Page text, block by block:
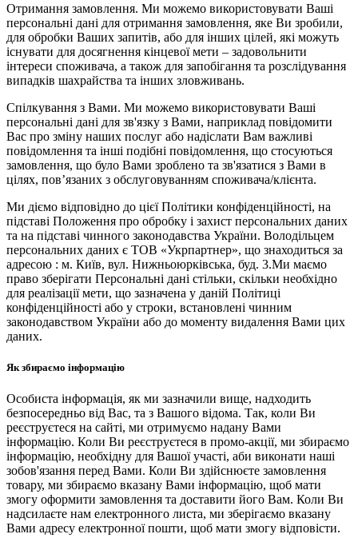
Отримання замовлення. Ми можемо використовувати Ваші
персональні дані для отримання замовлення, яке Ви зробили,
для обробки Ваших запитів, або для інших цілей, які можуть
існувати для досягнення кінцевої мети – задовольнити
інтереси споживача, а також для запобігання та розслідування
випадків шахрайства та інших зловживань.
Спілкування з Вами. Ми можемо використовувати Ваші
персональні дані для зв'язку з Вами, наприклад повідомити
Вас про зміну наших послуг або надіслати Вам важливі
повідомлення та інші подібні повідомлення, що стосуються
замовлення, що було Вами зроблено та зв'язатися з Вами в
цілях, пов’язаних з обслуговуванням споживача/клієнта.
Ми діємо відповідно до цієї Політики конфіденційності, на
підставі Положення про обробку і захист персональних даних
та на підставі чинного законодавства України. Володільцем
персональних даних є ТОВ «Укрпартнер», що знаходиться за
адресою : м. Київ, вул. Нижньоюркiвська, буд. 3.Ми маємо
право зберігати Персональні дані стільки, скільки необхідно
для реалізації мети, що зазначена у даній Політиці
конфіденційності або у строки, встановлені чинним
законодавством України або до моменту видалення Вами цих
даних.
Як збираємо інформацію
Особиста інформація, як ми зазначили вище, надходить
безпосередньо від Вас, та з Вашого відома. Так, коли Ви
реєструєтеся на сайті, ми отримуємо надану Вами
інформацію. Коли Ви реєструєтеся в промо-акції, ми збираємо
інформацію, необхідну для Вашої участі, аби виконати наші
зобов'язання перед Вами. Коли Ви здійснюєте замовлення
товару, ми збираємо вказану Вами інформацію, щоб мати
змогу оформити замовлення та доставити його Вам. Коли Ви
надсилаєте нам електронного листа, ми зберігаємо вказану
Вами адресу електронної пошти, щоб мати змогу відповісти.